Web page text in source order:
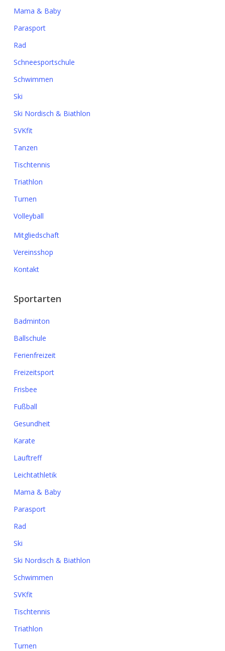
Mama & Baby
Parasport
Rad
Schneesportschule
Schwimmen
Ski
Ski Nordisch & Biathlon
SVKfit
Tanzen
Tischtennis
Triathlon
Turnen
Volleyball
Mitgliedschaft
Vereinsshop
Kontakt
Sportarten
Badminton
Ballschule
Ferienfreizeit
Freizeitsport
Frisbee
Fußball
Gesundheit
Karate
Lauftreff
Leichtathletik
Mama & Baby
Parasport
Rad
Ski
Ski Nordisch & Biathlon
Schwimmen
SVKfit
Tischtennis
Triathlon
Turnen